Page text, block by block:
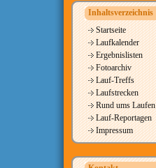
Inhaltsverzeichnis
Startseite
Laufkalender
Ergebnislisten
Fotoarchiv
Lauf-Treffs
Laufstrecken
Rund ums Laufen
Lauf-Reportagen
Impressum